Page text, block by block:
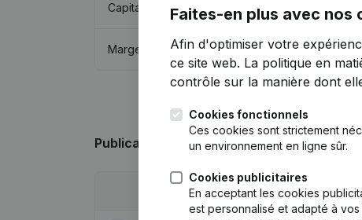
Capitaux propres
Marge brute €49 621
Publications de Studioweby
Publication
Faites-en plus avec nos
Afin d'optimiser votre
ce site web. La politique en
contrôle sur la manière dont
Cookies fonctionnels
Ces cookies sont strictement
un environnement en ligne sûr.
Cookies publicitaires
En acceptant les cookies
est personnalisé et adapté à